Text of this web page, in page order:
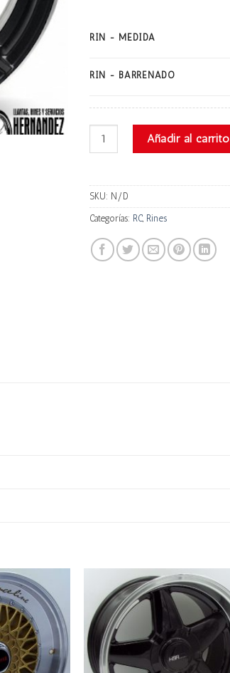
RIN - MEDIDA
RIN - BARRENADO
Rc 1610MB10 cantidadAñadir al carrito
SKU: N/D
Categorías: RC, Rines